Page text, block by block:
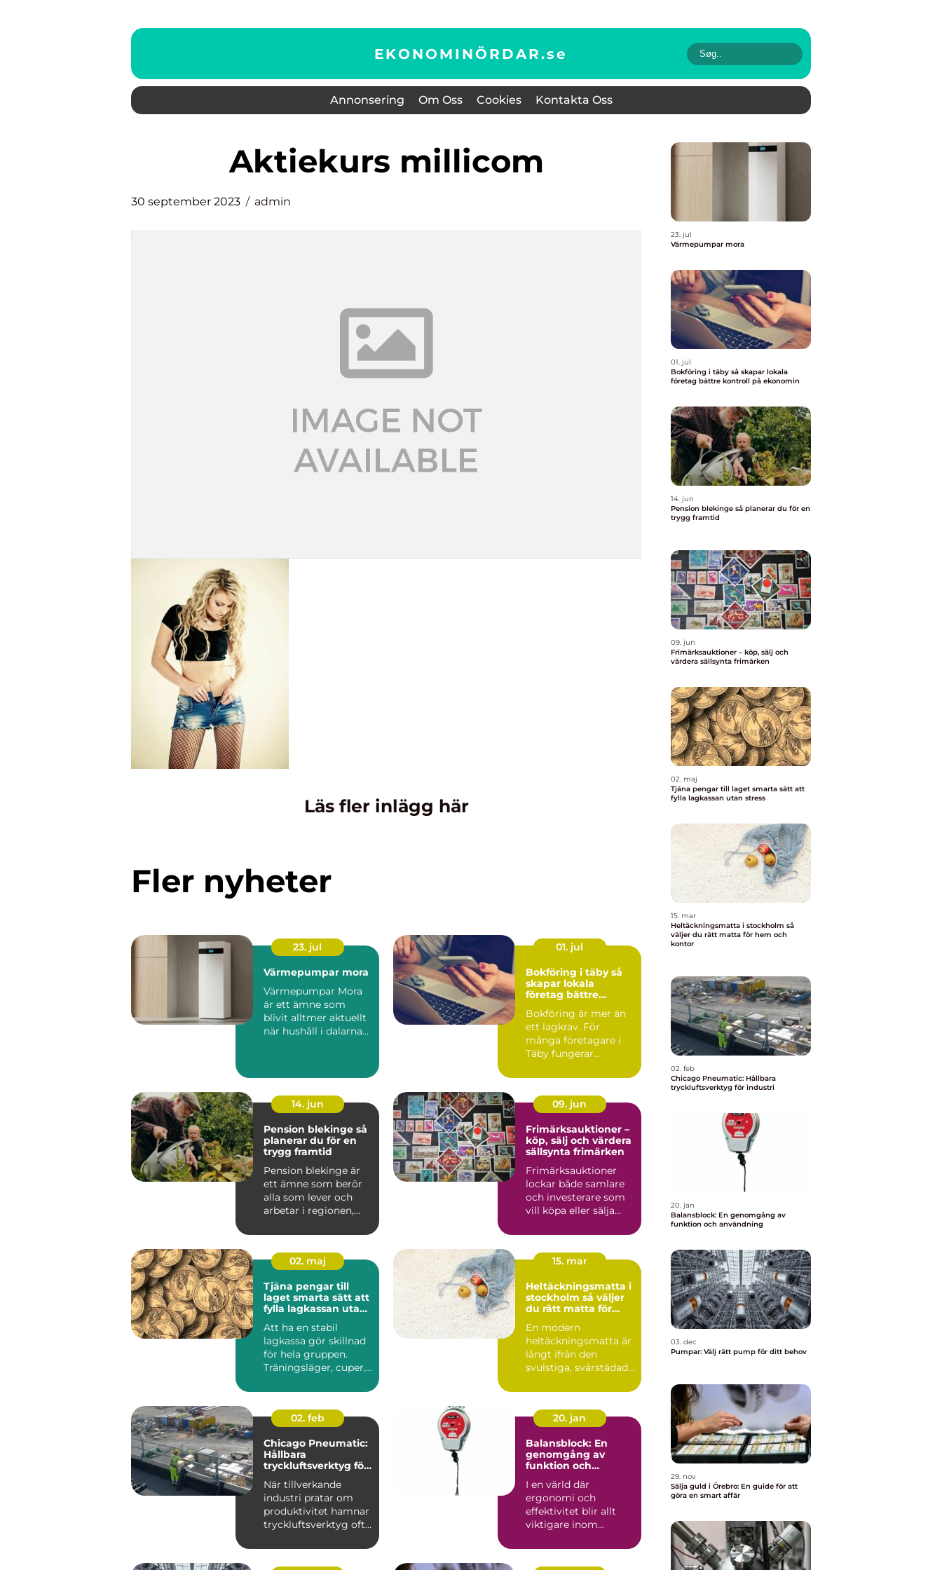
EKONOMINÖRDAR.se
Annonsering Om Oss Cookies Kontakta Oss
aktiekurs millicom
30 september 2023 admin
Läs fler inlägg här
Fler nyheter
23. jul
Värmepumpar mora
Värmepumpar Mora
är ett ämne som
blivit alltmer aktuellt
när hushåll i dalarna
01. jul
Bokföring i täby så
skapar lokala
företag bättre
ekonomin
Bokföring är mer än
ett lagkrav. För
många företagare i
Täby fungerar
kompass för både ...
14. jun
Pension blekinge så
planerar du för en
trygg framtid
Pension blekinge är
ett ämne som berör
alla som lever och
arbetar i regionen,
bör...
09. jun
Frimärksauktioner –
köp, sälj och värdera
sällsynta frimärken
Frimärksauktioner
lockar både samlare
och investerare som
vill köpa eller sälja...
02. maj
Tjäna pengar till
laget smarta sätt att
fylla lagkassan utan
Att ha en stabil
lagkassa gör skillnad
för hela gruppen.
Träningsläger, cuper,
15. mar
Heltäckningsmatta i
stockholm så väljer
du rätt matta för
En modern
heltäckningsmatta är
långt ifrån den
svulstiga, svårstädade
minns från 70-...
02. feb
Chicago Pneumatic:
Hållbara
tryckluftsverktyg för
När tillverkande
industri pratar om
produktivitet hamnar
tryckluftsverktyg ofta
20. jan
Balansblock: En
genomgång av
funktion och
I en värld där
ergonomi och
effektivitet blir allt
viktigare inom
23. jul
Värmepumpar mora
01. jul
Bokföring i täby så skapar lokala
företag bättre kontroll på ekonomin
14. jun
Pension blekinge så planerar du för en
trygg framtid
09. jun
Frimärksauktioner – köp, sälj och
värdera sällsynta frimärken
02. maj
Tjäna pengar till laget smarta sätt att
fylla lagkassan utan stress
15. mar
Heltäckningsmatta i stockholm så
väljer du rätt matta för hem och
kontor
02. feb
Chicago Pneumatic: Hållbara
tryckluftsverktyg för industri
20. jan
Balansblock: En genomgång av
funktion och användning
03. dec
Pumpar: Välj rätt pump för ditt behov
29. nov
Sälja guld i Örebro: En guide för att
göra en smart affär